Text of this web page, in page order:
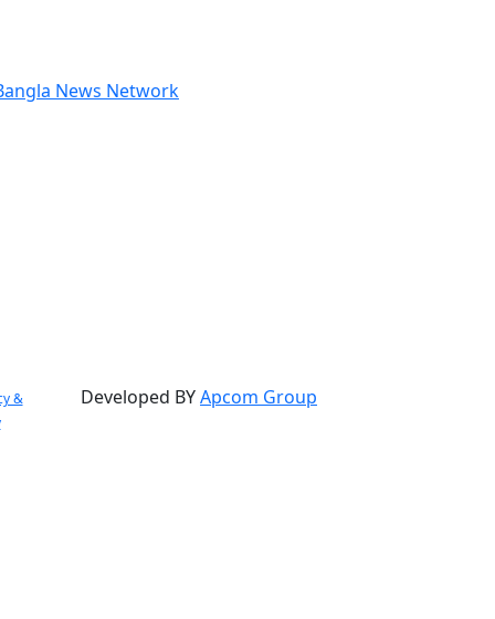
&
Developed BYApcom Group